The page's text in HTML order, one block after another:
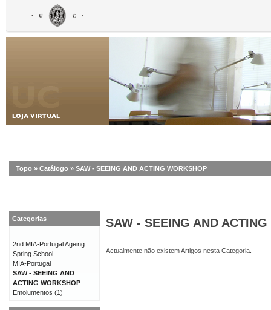
Topo » Catálogo » SAW - SEEING AND ACTING WORKSHOP
SAW - SEEING AND
Actualmente não existem Artigos nesta Categoria.
Categorias
2nd MIA-Portugal Ageing
Spring School
MIA-Portugal
SAW - SEEING AND
ACTING WORKSHOP
Emolumentos (1)